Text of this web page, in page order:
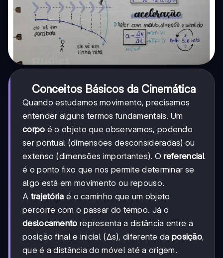
Conceitos Básicos da Cinemática
Quando estudamos movimento, precisamos
entender alguns termos fundamentais. Um
corpo é o objeto que observamos, podendo
ser pontual (dimensões desconsideradas) ou
extenso (dimensões importantes). O referencial
é o ponto fixo que nos permite determinar se
algo está em movimento ou repouso.
A trajetória é o caminho que um objeto
percorre com o passar do tempo. Já o
deslocamento representa a distância entre a
posição final e inicial (Δs), diferente da posição,
que é a distância do móvel até a origem.